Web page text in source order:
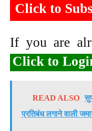
Click to
If you are
Click to
READ ALSO
प्रतिबंध लगाने वाली